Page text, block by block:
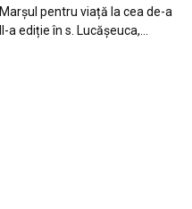
Marșul pentru viață la cea de-a
II-a ediție în s. Lucășeuca,...